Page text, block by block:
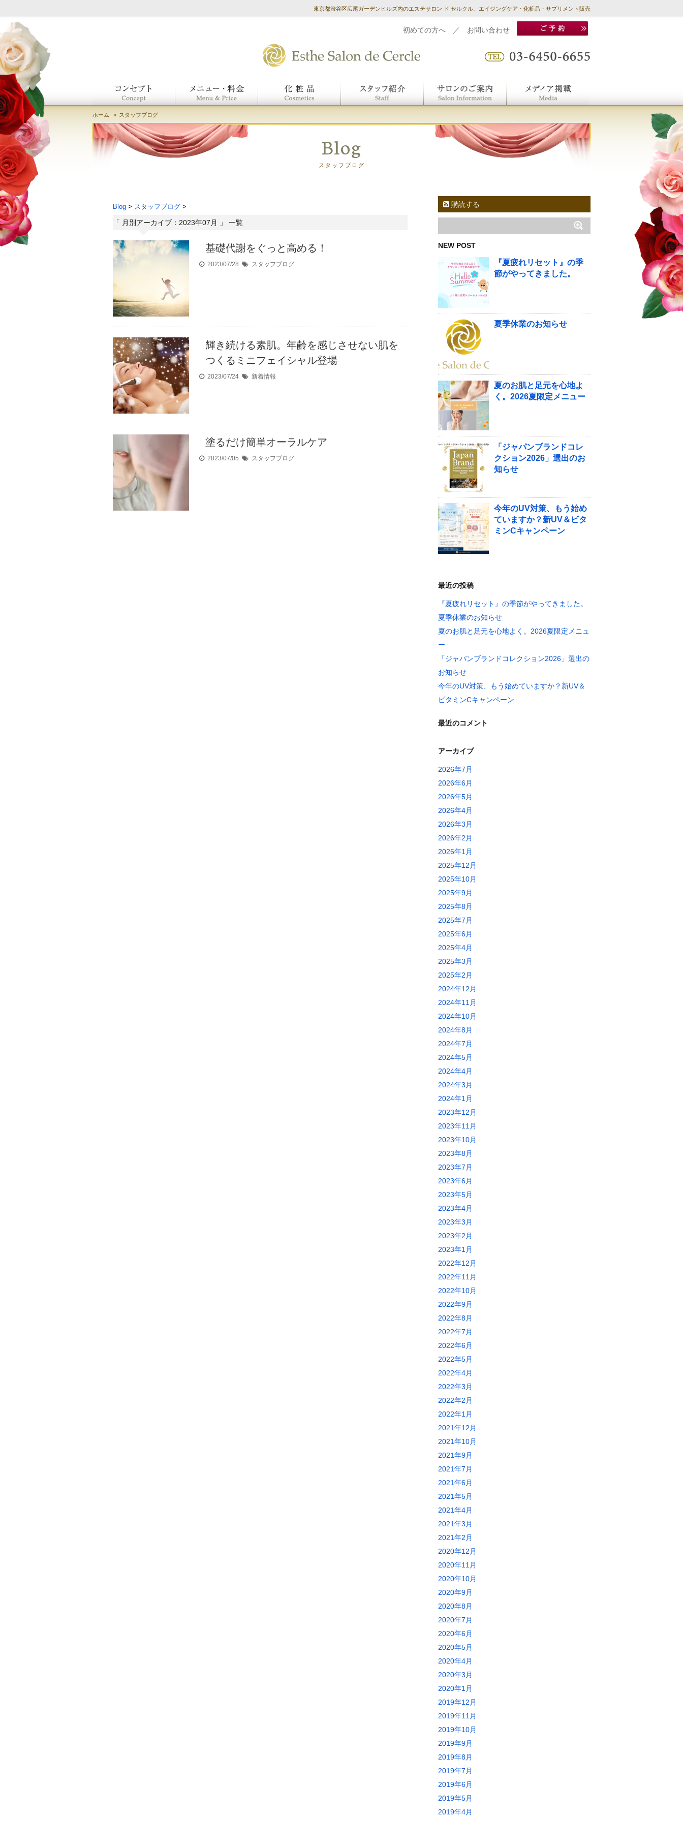
東京都渋谷区広尾ガーデンヒルズ内のエステサロン ド セルクル、エイジングケア・化粧品・サプリメント販売
初めての方へ ／ お問い合わせ
ホーム スタッフブログ
Blog
スタッフブログ
Blog > スタッフブログ >
「 月別アーカイブ：2023年07月 」 一覧
基礎代謝をぐっと高める！
2023/07/28 スタッフブログ
輝き続ける素肌。年齢を感じさせない肌を
つくるミニフェイシャル登場
2023/07/24 新着情報
塗るだけ簡単オーラルケア
2023/07/05 スタッフブログ
購読する
NEW POST
『夏疲れリセット』の季
節がやってきました。
夏季休業のお知らせ
夏のお肌と足元を心地よ
く。2026夏限定メニュー
「ジャパンブランドコレ
クション2026」選出のお
知らせ
今年のUV対策、もう始め
ていますか？新UV＆ビタ
ミンCキャンペーン
最近の投稿
『夏疲れリセット』の季節がやってきました。
夏季休業のお知らせ
夏のお肌と足元を心地よく。2026夏限定メニュ
ー
「ジャパンブランドコレクション2026」選出の
お知らせ
今年のUV対策、もう始めていますか？新UV＆
ビタミンCキャンペーン
最近のコメント
アーカイブ
2026年7月
2026年6月
2026年5月
2026年4月
2026年3月
2026年2月
2026年1月
2025年12月
2025年10月
2025年9月
2025年8月
2025年7月
2025年6月
2025年4月
2025年3月
2025年2月
2024年12月
2024年11月
2024年10月
2024年8月
2024年7月
2024年5月
2024年4月
2024年3月
2024年1月
2023年12月
2023年11月
2023年10月
2023年8月
2023年7月
2023年6月
2023年5月
2023年4月
2023年3月
2023年2月
2023年1月
2022年12月
2022年11月
2022年10月
2022年9月
2022年8月
2022年7月
2022年6月
2022年5月
2022年4月
2022年3月
2022年2月
2022年1月
2021年12月
2021年10月
2021年9月
2021年7月
2021年6月
2021年5月
2021年4月
2021年3月
2021年2月
2020年12月
2020年11月
2020年10月
2020年9月
2020年8月
2020年7月
2020年6月
2020年5月
2020年4月
2020年3月
2020年1月
2019年12月
2019年11月
2019年10月
2019年9月
2019年8月
2019年7月
2019年6月
2019年5月
2019年4月